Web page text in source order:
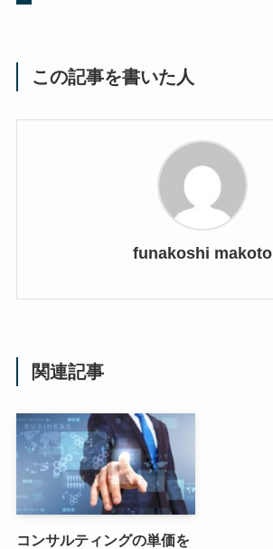
この記事を書いた人
funakoshi makoto
関連記事
コンサルティングの単価を